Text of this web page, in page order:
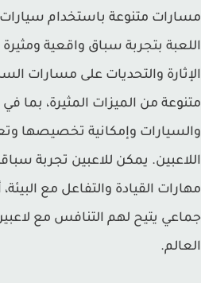
بتجربة سباق واقعية ومثيرة
والتحديات على مسارات
من الميزات المثيرة، بما في
وإمكانية تخصيصها
يمكن للاعبين تجربة
القيادة والتفاعل مع البيئة،
يتيح لهم التنافس مع لاعبين